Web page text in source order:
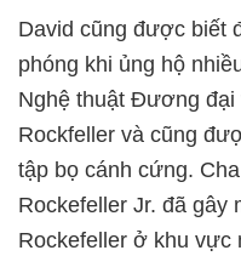
David cũng được biết
phóng khi ủng hộ
Nghệ thuật Đương
Rockfeller và cũng
tập bọ cánh cứng.
Rockefeller Jr. đã gây
Rockefeller ở khu vực